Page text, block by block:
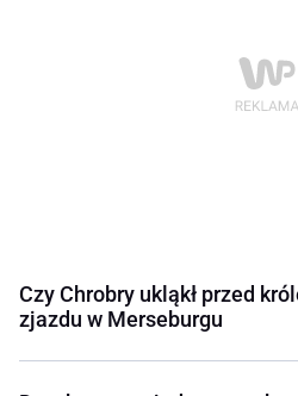
Czy Chrobry ukląkł przed
zjazdu w Merseburgu